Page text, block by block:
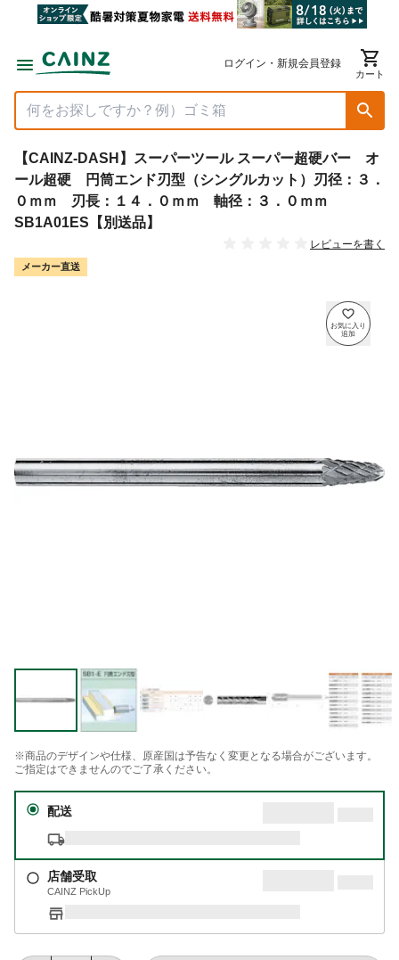
ログイン・新規会員登録
カート
【CAINZ-DASH】スーパーツール スーパー超硬バー オ
ール超硬 円筒エンド刃型（シングルカット）刃径：３．
０ｍｍ 刃長：１４．０ｍｍ 軸径：３．０ｍｍ
SB1A01ES【別送品】
レビューを書く
メーカー直送
※商品のデザインや仕様、原産国は予告なく変更となる場合がございます。
ご指定はできませんのでご了承ください。
配送
店舗受取
CAINZ PickUp